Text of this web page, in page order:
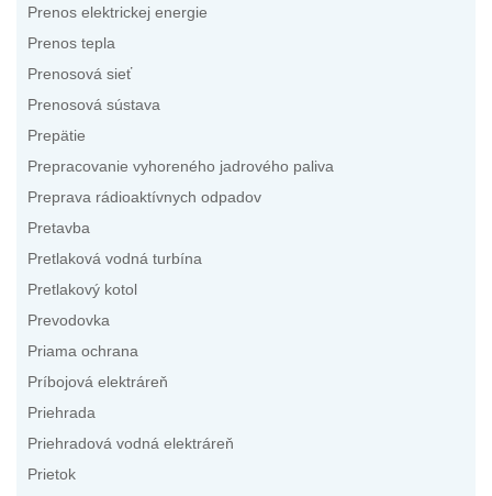
Prenos elektrickej energie
Prenos tepla
Prenosová sieť
Prenosová sústava
Prepätie
Prepracovanie vyhoreného jadrového paliva
Preprava rádioaktívnych odpadov
Pretavba
Pretlaková vodná turbína
Pretlakový kotol
Prevodovka
Priama ochrana
Príbojová elektráreň
Priehrada
Priehradová vodná elektráreň
Prietok